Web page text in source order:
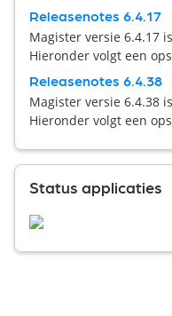
Releasenotes 6.4.17
Magister versie 6.4.17
Hieronder volgt een
Releasenotes 6.4.38
Magister versie 6.4.38
Hieronder volgt een
Status applicaties